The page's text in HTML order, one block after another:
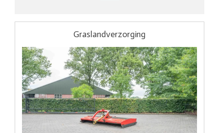
Graslandverzorging